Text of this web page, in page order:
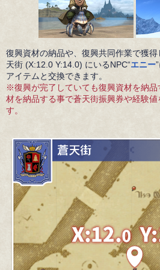
復興資材の納品や、復興共同作業で獲
天街 (X:12.0 Y:14.0) にいるNPC“エニー
アイテムと交換できます。
※復興が完了していても復興資材を納
材を納品する事で蒼天街振興券や経験
す。